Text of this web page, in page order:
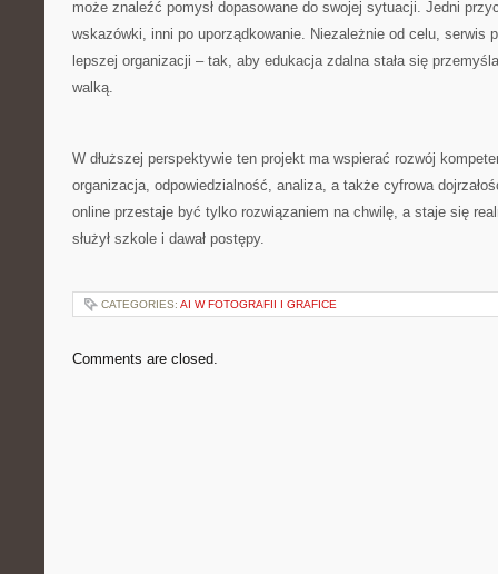
może znaleźć pomysł dopasowane do swojej sytuacji. Jedni
wskazówki, inni po uporządkowanie. Niezależnie od celu, serwis
lepszej organizacji – tak, aby edukacja zdalna stała się
walką.
W dłuższej perspektywie ten projekt ma wspierać rozwój
organizacja, odpowiedzialność, analiza, a także cyfrowa
online przestaje być tylko rozwiązaniem na chwilę, a staje się
służył szkole i dawał postępy.
CATEGORIES: AI W FOTOGRAFII I GRAFICE
Comments are closed.